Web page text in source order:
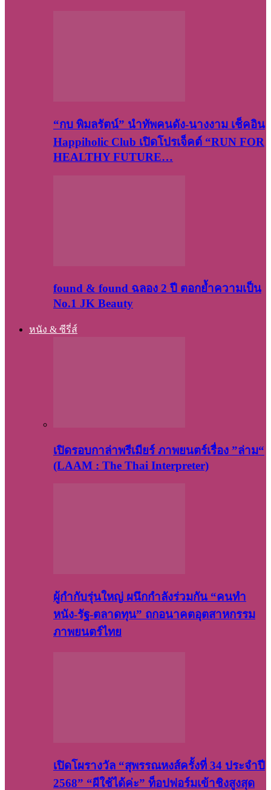
“กบ พิมลรัตน์” นำทัพคนดัง-นางงาม เช็คอิน
Happiholic Club เปิดโปรเจ็คต์ “RUN FOR
HEALTHY FUTURE…
found & found ฉลอง 2 ปี ตอกย้ำความเป็น
No.1 JK Beauty
หนัง & ซีรี่ส์
เปิดรอบกาล่าพรีเมียร์ ภาพยนตร์เรื่อง ”ล่าม“
(LAAM : The Thai Interpreter)
ผู้กำกับรุ่นใหญ่ ผนึกกำลังร่วมกัน “คนทำ
หนัง-รัฐ-ตลาดทุน” ถกอนาคตอุตสาหกรรม
ภาพยนตร์ไทย
เปิดโผรางวัล “สุพรรณหงส์ครั้งที่ 34 ประจำปี
2568” “ผีใช้ได้ค่ะ” ท็อปฟอร์มเข้าชิงสูงสุด